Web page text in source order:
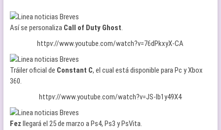
Así se personaliza Call of Duty Ghost.
httpv://www.youtube.com/watch?v=76dPkxyX-CA
Tráiler oficial de Constant C, el cual está disponible para Pc y Xbox
360.
httpv://www.youtube.com/watch?v=JS-lb1y49X4
Fez llegará el 25 de marzo a Ps4, Ps3 y PsVita.